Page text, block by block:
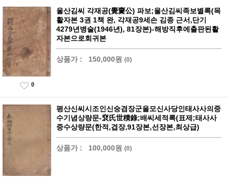
울산김씨 각재공(覺齎公) 파보;울산김씨족보별록(목
활자본 3권 1책 완, 각재공9세손 김종 근서,단기
4279년병술(1946년), 81장본)-해방직후에출판된활
자본으로희귀본
상품가 : 150,000원 (0)
0
평산신씨시조인신숭겸장군을모신사당인태사사의중
수기념상량문-裵氏世積錄;배씨세적록(표제;태사사
중수상량문(한적,겹장,91장본,선장본,최상급)
상품가 : 100,000원 (0)